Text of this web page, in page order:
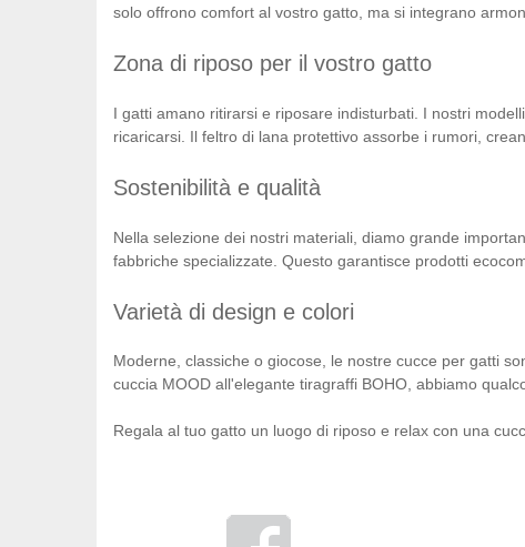
solo offrono comfort al vostro gatto, ma si integrano
Zona di riposo per il vostro gatto
I gatti amano ritirarsi e riposare indisturbati. I nostri
ricaricarsi. Il feltro di lana protettivo assorbe i rumori,
Sostenibilità e qualità
Nella selezione dei nostri materiali, diamo grande
fabbriche specializzate. Questo garantisce prodotti
Varietà di design e colori
Moderne, classiche o giocose, le nostre cucce per gatti
cuccia MOOD all'elegante tiragraffi BOHO, abbiamo
Regala al tuo gatto un luogo di riposo e relax con una